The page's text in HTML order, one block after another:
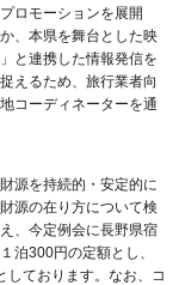
ロモーションを展開
、本県を舞台とした映
と連携した情報発信を
えるため、旅行業者向
コーディネーターを通
源を持続的・安定的に
源の在り方について検
、今定例会に長野県宿
泊300円の定額とし、
しております。なお、コ